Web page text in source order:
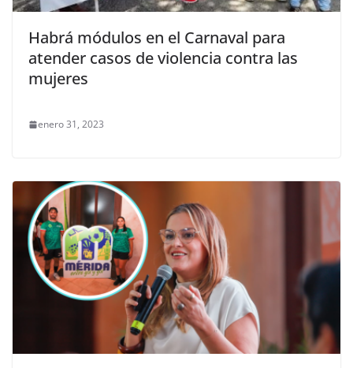
Habrá módulos en el Carnaval para
atender casos de violencia contra las
mujeres
enero 31, 2023